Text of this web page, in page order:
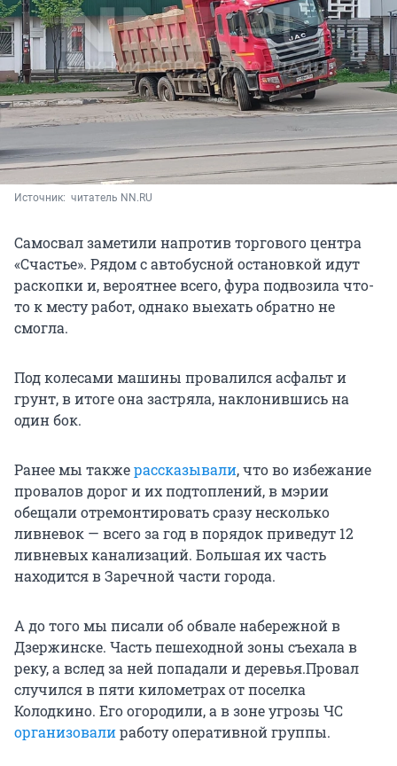
Источник: читатель NN.RU
Самосвал заметили напротив торгового центра
«Счастье». Рядом с автобусной остановкой идут
раскопки и, вероятнее всего, фура подвозила что-
то к месту работ, однако выехать обратно не
смогла.
Под колесами машины провалился асфальт и
грунт, в итоге она застряла, наклонившись на
один бок.
Ранее мы такжерассказывали, что во избежание
провалов дорог и их подтоплений, в мэрии
обещали отремонтировать сразу несколько
ливневок — всего за год в порядок приведут 12
ливневых канализаций. Большая их часть
находится в Заречной части города.
А до того мы писали об обвале набережной в
Дзержинске. Часть пешеходной зоны съехала в
реку, а вслед за ней попадали и деревья.Провал
случился в пяти километрах от поселка
Колодкино. Его огородили, а в зоне угрозы ЧС
организовалиработу оперативной группы.